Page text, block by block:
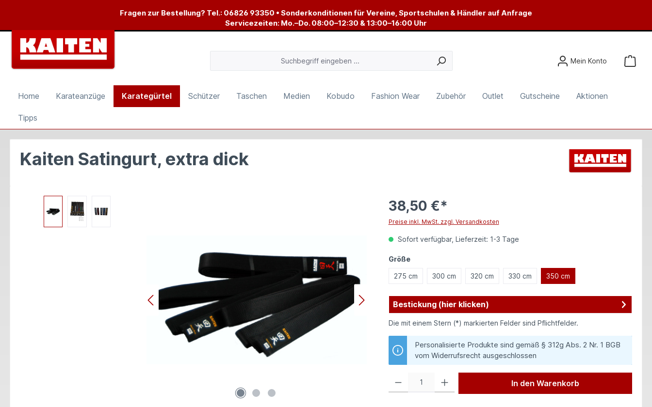
Zur Hauptnavigation springenFragen zur Bestellung? Tel.: 06826 93350 • Sonderkonditionen für Vereine, Sportschulen & Händler auf Anfrage
Servicezeiten: Mo.–Do. 08:00–12:30 & 13:00–16:00 Uhr
Mein Konto
Home Karateanzüge Karategürtel Schützer Taschen Medien Kobudo Fashion Wear Zubehör Outlet Gutscheine Aktionen
Tipps
Kaiten Satingurt, extra dick
Bildergalerie überspringen 38,50 €*
Preise inkl. MwSt. zzgl. Versandkosten
Sofort verfügbar, Lieferzeit: 1-3 Tage
Größeauswählen
275 cm 300 cm 320 cm 330 cm 350 cm
Bestickung (hier klicken)
Die mit einem Stern (*) markierten Felder sind Pflichtfelder.
Personalisierte Produkte sind gemäß § 312g Abs. 2 Nr. 1 BGB
vom Widerrufsrecht ausgeschlossen
In den Warenkorb